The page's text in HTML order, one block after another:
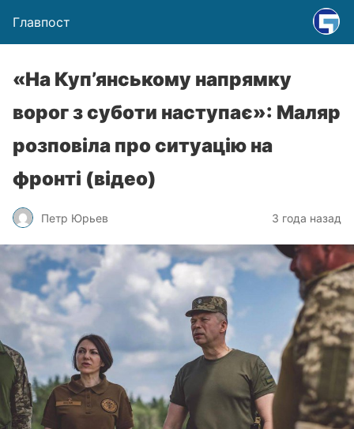
Главпост
«На Куп’янському напрямку
ворог з суботи наступає»: Маляр
розповіла про ситуацію на
фронті (відео)
Петр Юрьев 3 года назад